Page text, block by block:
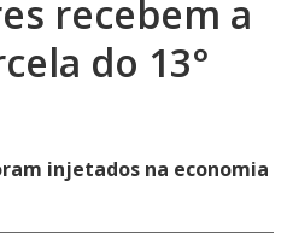
recebem a
do 13°
injetados na economia